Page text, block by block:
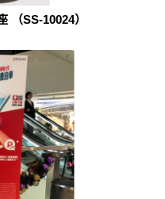
（SS-10024）